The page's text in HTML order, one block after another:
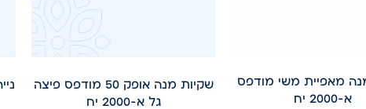
מאפיית משי מודפס
א-2000 יח
שקיות מנה אופק 50 מודפס פיצה
גל א-2000 יח